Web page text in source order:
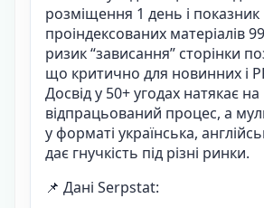
розміщення 1 день і показник
проіндексованих матеріалів
ризик “зависання” сторінки
що критично для новинних і
Досвід у 50+ угодах натякає на
відпрацьований процес, а
у форматі українська,
дає гнучкість під різні ринки.
📌 Дані Serpstat: